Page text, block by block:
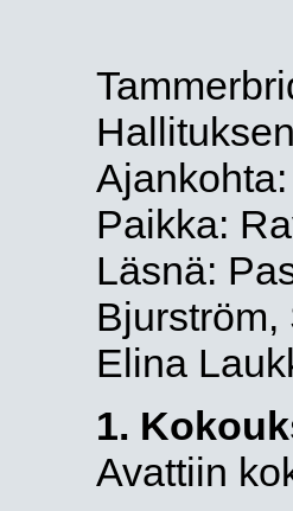
Paikka:
Läsnä:
Bjurström,
Elina
1.
Avattiin